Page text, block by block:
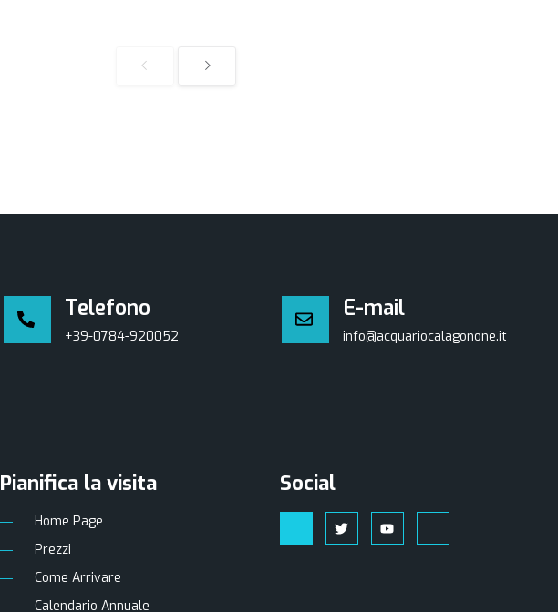
Telefono
+39-0784-920052
E-mail
info@acquariocalagonone.it
Pianifica la visita
Home Page
Prezzi
Come Arrivare
Calendario Annuale
Social